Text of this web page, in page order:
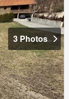
3 Photos